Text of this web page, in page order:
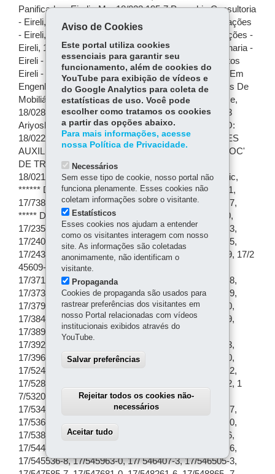
Aviso de Cookies
Este portal utiliza cookies
essenciais para garantir seu
funcionamento, além de cookies do
YouTube para exibição de vídeos e
do Google Analytics para coleta de
estatísticas de uso. Você pode
escolher como tratamos os cookies
a partir das opções abaixo.
Para mais informações, acesse
nossa Política de Privacidade.
Necessários
Sem esse tipo de cookie, nosso portal não
funciona plenamente. Esses cookies não
coletam informações sobre o visitante.
Estatísticos
Esses cookies nos ajudam a entender
como os visitantes interagem com nosso
site. As informações são coletadas
anonimamente, não identificam o
visitante.
Propaganda
Cookies de propaganda são usados para
rastrear preferências dos visitantes em
nosso Portal relacionadas com vídeos
institucionais exibidos através do
YouTube.
Salvar preferências
Rejeitar todos os cookies não-
necessários
Aceitar tudo